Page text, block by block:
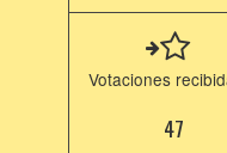
Votaciones
47